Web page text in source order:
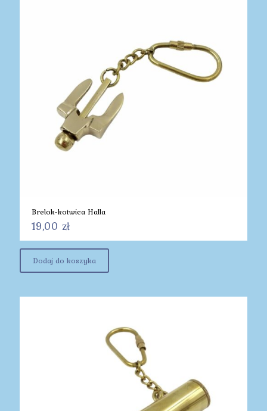
Brelok-kotwica Halla
19,00 zł
Dodaj do koszyka